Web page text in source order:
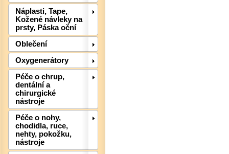
Náplasti, Tape,
Kožené návleky na
prsty, Páska oční
Oblečení
Oxygenerátory
Péče o chrup,
dentální a
chirurgické
nástroje
Péče o nohy,
chodidla, ruce,
nehty, pokožku,
nástroje